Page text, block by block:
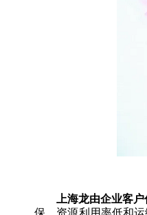
上海龙由企业客
保、资源利用率低和